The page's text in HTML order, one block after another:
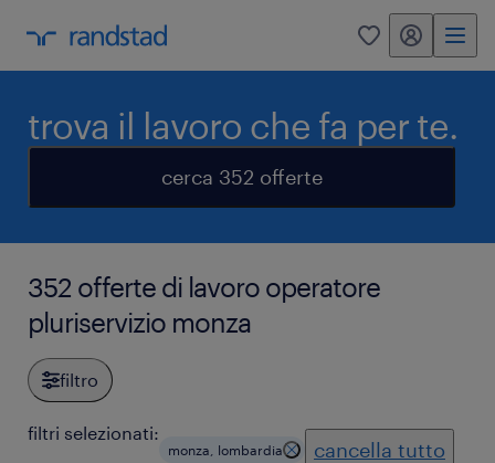
0 my randstad
trova il lavoro che fa per te.
cerca 352 offerte
352 offerte di lavoro operatore
pluriservizio monza
filtro
filtri selezionati:
monza, lombardia cancella tutto